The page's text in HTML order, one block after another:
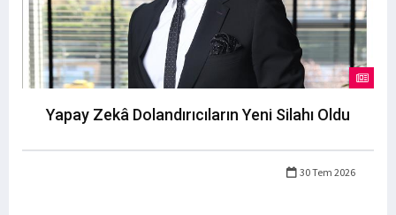
Yapay Zekâ Dolandırıcıların Yeni Silahı Oldu
30 Tem 2026